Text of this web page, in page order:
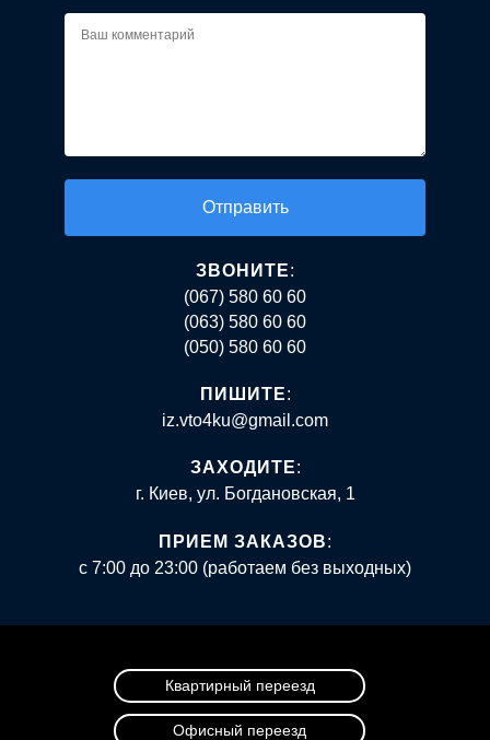
ЗВОНИТЕ:
(067) 580 60 60
(063) 580 60 60
(050) 580 60 60
ПИШИТЕ:
iz.vto4ku@gmail.com
ЗАХОДИТЕ:
г. Киев, ул. Богдановская, 1
ПРИЕМ ЗАКАЗОВ:
с 7:00 до 23:00 (работаем без выходных)
Квартирный переезд
Офисный переезд